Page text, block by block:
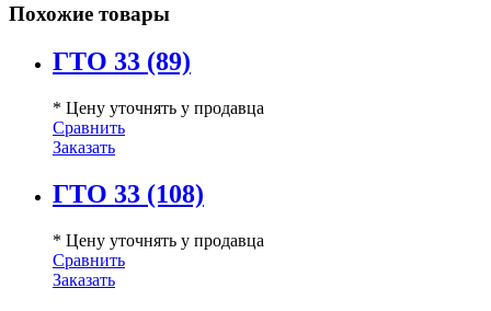
Похожие товары
ГТО 33 (89)
* Цену уточнять у продавца
Сравнить
Заказать
ГТО 33 (108)
* Цену уточнять у продавца
Сравнить
Заказать